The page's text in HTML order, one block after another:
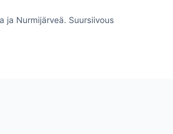
ja Nurmijärveä. Suursiivous